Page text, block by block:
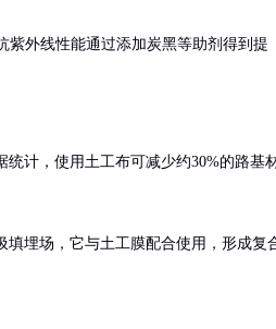
紫外线性能通过添加炭黑等助剂得到提
计，使用土工布可减少约30%的路基
埋场，它与土工膜配合使用，形成复